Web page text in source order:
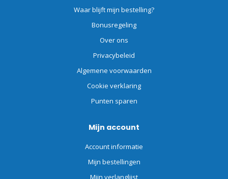
Waar blijft mijn bestelling?
Bonusregeling
Over ons
Privacybeleid
Algemene voorwaarden
Cookie verklaring
Punten sparen
Mijn account
Account informatie
Mijn bestellingen
Mijn verlanglijst